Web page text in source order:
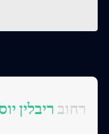
:רחוב ריבלין